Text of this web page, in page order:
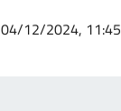
04/12/2024, 11:45